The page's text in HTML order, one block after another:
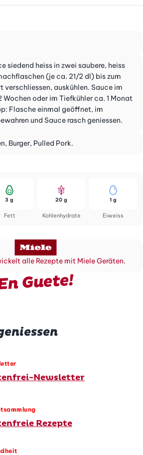
siedend heiss in zwei saubere, heiss
(je ca. 21/2 dl) bis zum
verschliessen, auskühlen. Sauce im
Wochen oder im Tiefkühler ca. 1 Monat
Flasche einmal geöffnet, im
und Sauce rasch geniessen.
Burger, Pulled Pork.
Fett
3 g
Kohlenhydrate
20 g
Eiweiss
1 g
alle Rezepte mit Miele Geräten.
Guete!
Newsletter
Rezepte